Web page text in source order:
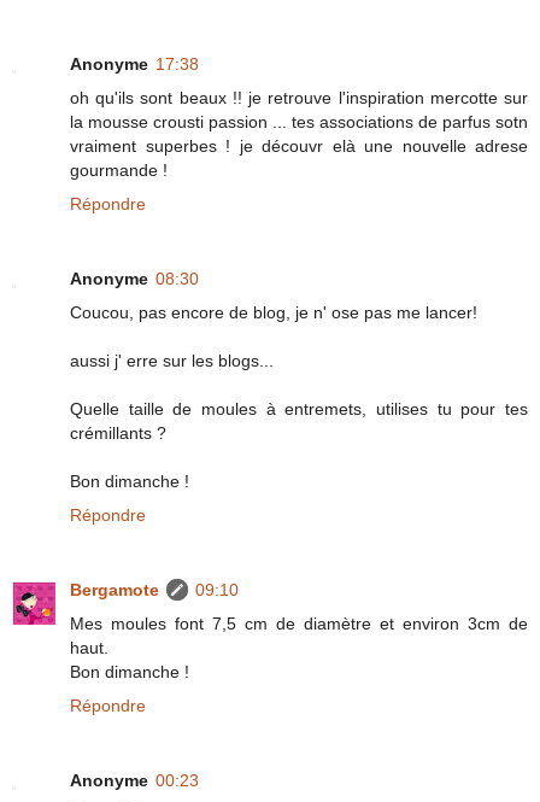
Anonyme 17:38
oh qu'ils sont beaux !! je retrouve l'inspiration mercotte sur
la mousse crousti passion ... tes associations de parfus sotn
vraiment superbes ! je découvr elà une nouvelle adrese
gourmande !
Répondre
Anonyme 08:30
Coucou, pas encore de blog, je n' ose pas me lancer!
aussi j' erre sur les blogs...
Quelle taille de moules à entremets, utilises tu pour tes
crémillants ?
Bon dimanche !
Répondre
Bergamote
09:10
Mes moules font 7,5 cm de diamètre et environ 3cm de
haut.
Bon dimanche !
Répondre
Anonyme 00:23